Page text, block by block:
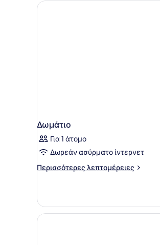
Δωμάτιο
Για 1 άτομο
Δωρεάν ασύρματο ίντερνετ
Περισσότερες λεπτομέρειες
Περισσότερες